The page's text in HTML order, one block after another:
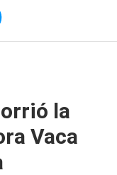
la
Vaca